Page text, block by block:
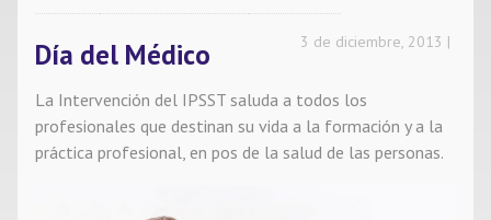
Noticias
3 de diciembre, 2013
Día del Médico
La Intervención del IPSST saluda a todos los
profesionales que destinan su vida a la formación y a la
práctica profesional, en pos de la salud de las personas.